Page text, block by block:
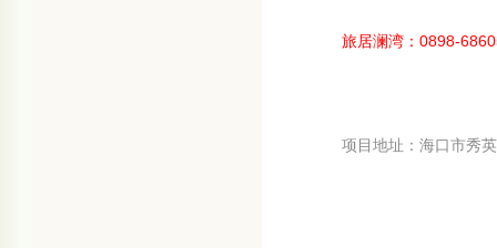
旅居澜湾： 0898-
项目地址：海口市秀